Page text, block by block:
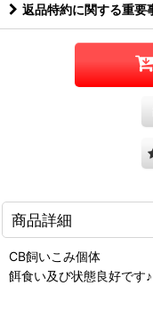
返品特約に関する重要
商品詳細
CB飼いこみ個体
餌食い及び状態良好です♪